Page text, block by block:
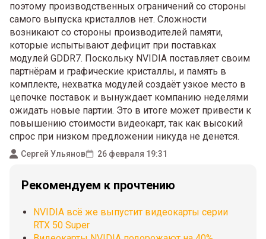
поэтому производственных ограничений со стороны
самого выпуска кристаллов нет. Сложности
возникают со стороны производителей памяти,
которые испытывают дефицит при поставках
модулей GDDR7. Поскольку NVIDIA поставляет своим
партнёрам и графические кристаллы, и память в
комплекте, нехватка модулей создаёт узкое место в
цепочке поставок и вынуждает компанию неделями
ожидать новые партии. Это в итоге может привести к
повышению стоимости видеокарт, так как высокий
спрос при низком предложении никуда не денется.
Сергей Ульянов 26 февраля 19:31
Рекомендуем к прочтению
NVIDIA всё же выпустит видеокарты серии
RTX 50 Super